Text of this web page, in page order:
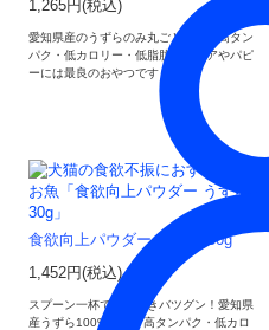
1,265円(税込)
愛知県産のうずらのみ丸ごと使用！高タン
パク・低カロリー・低脂肪。シニアやパピ
ーには最良のおやつです！
食欲向上パウダー うずら 30g
1,452円(税込)
スプーン一杯で食い付きバツグン！愛知県
産うずら100%使用。高タンパク・低カロ